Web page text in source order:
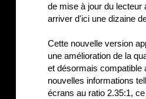
de mise à jour du
arriver d'ici une dizaine
Cette nouvelle version
une amélioration de la
et désormais compatible
nouvelles informations
écrans au ratio 2.35:1,